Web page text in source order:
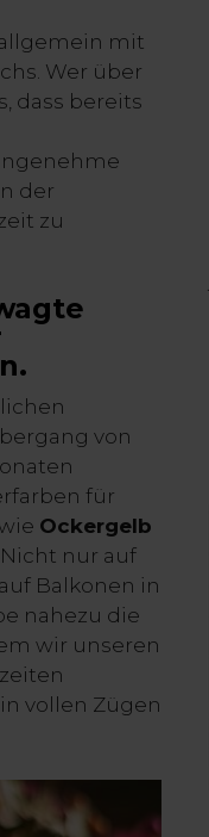
mit
Wer über
dass bereits
der
zu
von
für
Ockergelb
nur auf
Balkonen in
nahezu die
wir unseren
vollen Zügen